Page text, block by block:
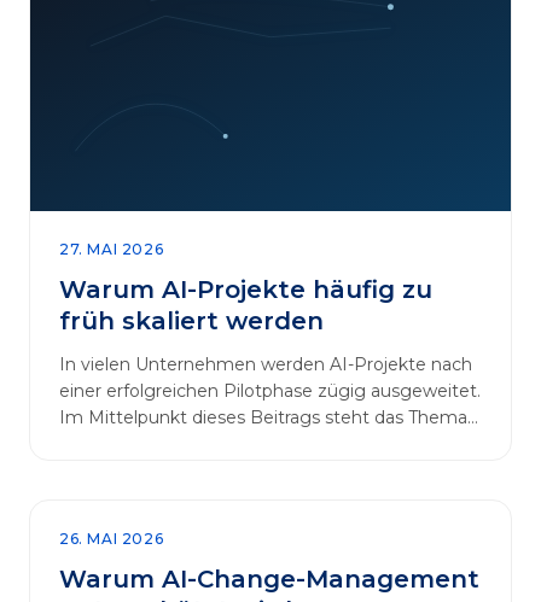
27. MAI 2026
Warum AI-Projekte häufig zu
früh skaliert werden
In vielen Unternehmen werden AI-Projekte nach
einer erfolgreichen Pilotphase zügig ausgeweitet.
Im Mittelpunkt dieses Beitrags steht das Thema
26. MAI 2026
Warum AI-Change-Management